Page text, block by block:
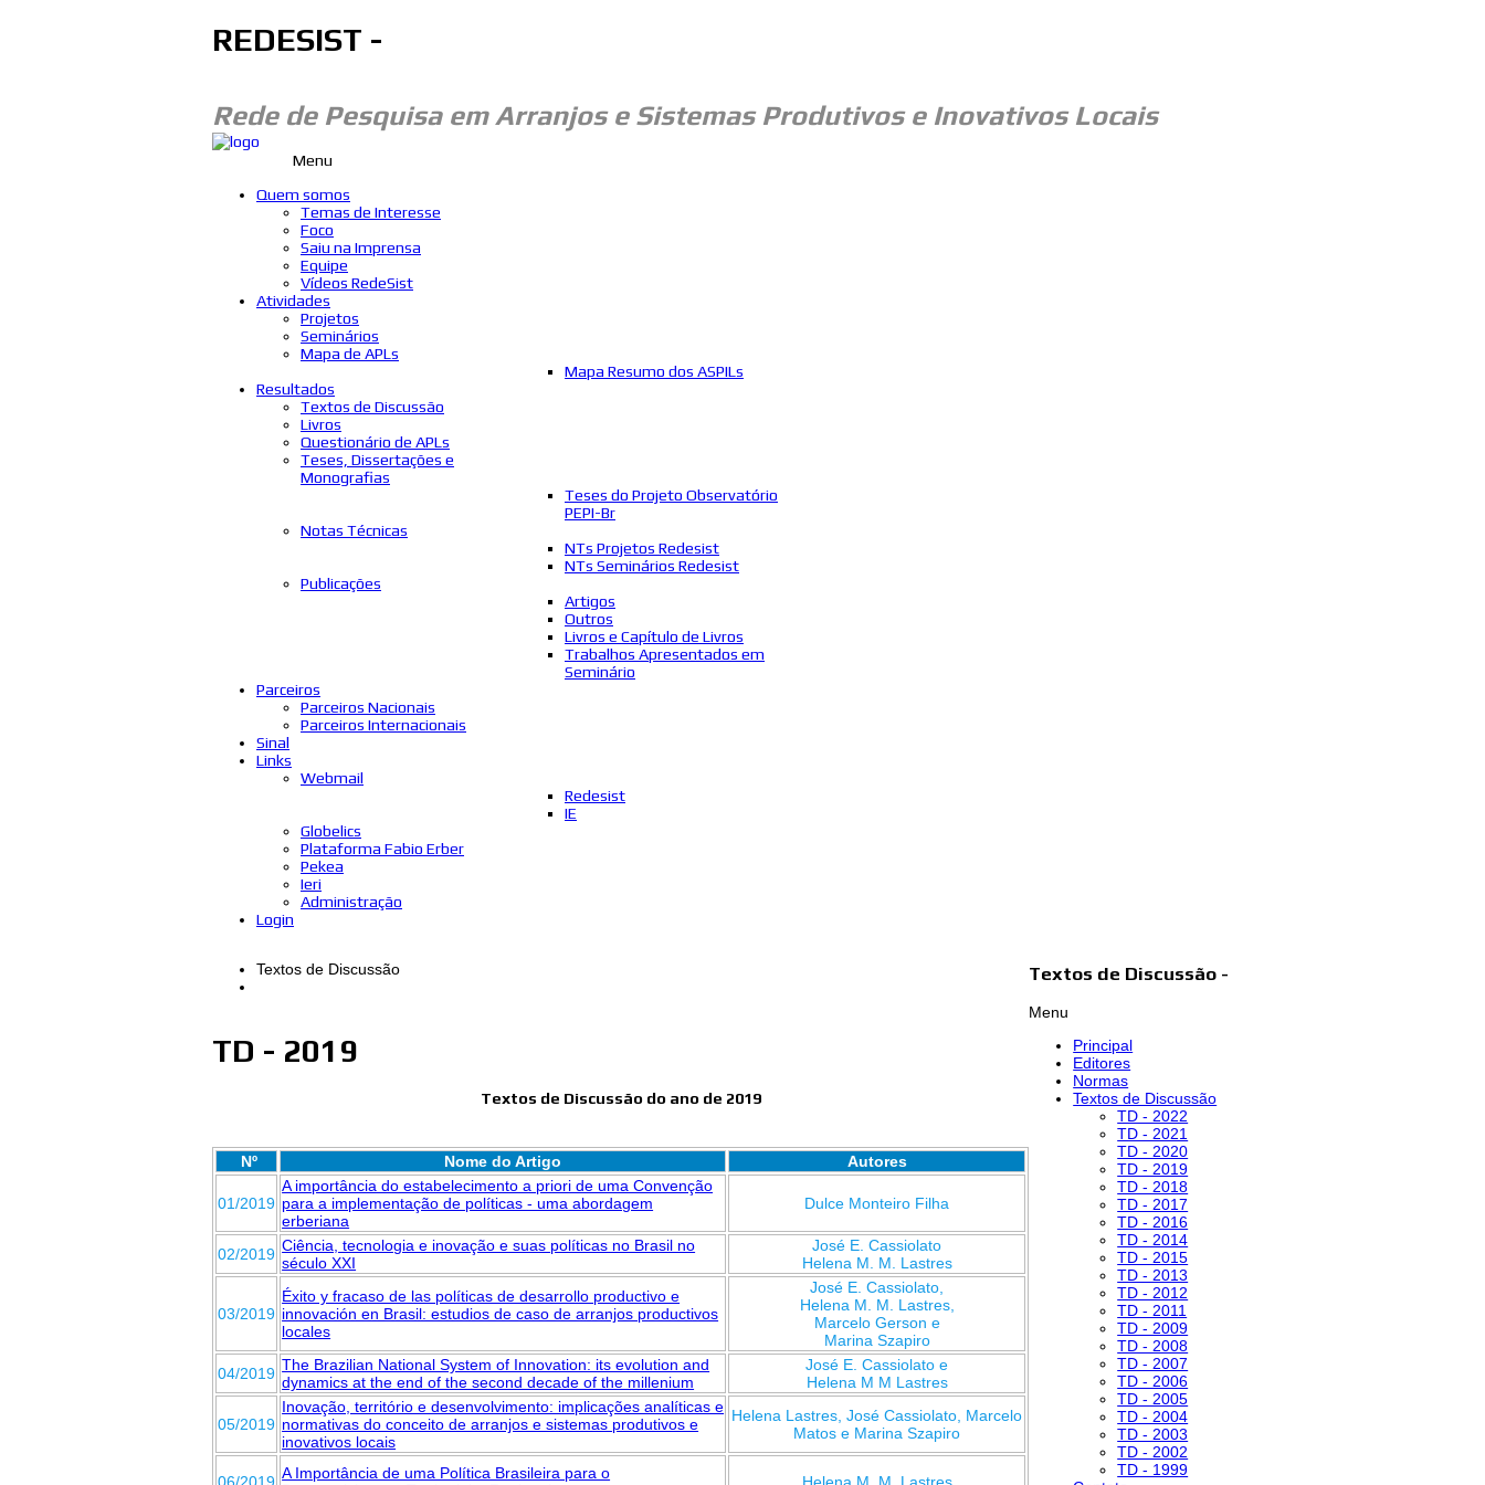
REDESIST -
Rede de Pesquisa emArranjos e Sistemas Produtivos e Inovativos Locais
Menu
Quem somos
Temas de Interesse
Foco
Saiu na Imprensa
Equipe
Vídeos RedeSist
Atividades
Projetos
Seminários
Mapa de APLs
Mapa Resumo dos ASPILs
Resultados
Textos de Discussão
Livros
Questionário de APLs
Teses, Dissertações e
Monografias
Teses do Projeto Observatório
PEPI-Br
Notas Técnicas
NTs Projetos Redesist
NTs Seminários Redesist
Publicações
Artigos
Outros
Livros e Capítulo de Livros
Trabalhos Apresentados em
Seminário
Parceiros
Parceiros Nacionais
Parceiros Internacionais
Sinal
Links
Webmail
Redesist
IE
Globelics
Plataforma Fabio Erber
Pekea
Ieri
Administração
Login
Textos de Discussão
TD - 2019
Textos de Discussão do ano de 2019
Nº Nome do Artigo Autores
01/2019
A importância do estabelecimento a priori de uma Convenção
para a implementação de políticas - uma abordagem
erberiana
Dulce Monteiro Filha
02/2019 Ciência, tecnologia e inovação e suas políticas no Brasil no
século XXI
José E. Cassiolato
Helena M. M. Lastres
03/2019
Éxito y fracaso de las políticas de desarrollo productivo e
innovación en Brasil: estudios de caso de arranjos productivos
locales
José E. Cassiolato,
Helena M. M. Lastres,
Marcelo Gerson e
Marina Szapiro
04/2019 The Brazilian National System of Innovation: its evolution and
dynamics at the end of the second decade of the millenium
José E. Cassiolato e
Helena M M Lastres
05/2019
Inovação, território e desenvolvimento: implicações analíticas e
normativas do conceito de arranjos e sistemas produtivos e
inovativos locais
Helena Lastres, José Cassiolato, Marcelo
Matos e Marina Szapiro
06/2019 A Importância de uma Política Brasileira para o
Textos de Discussão -
Menu
Principal
Editores
Normas
Textos de Discussão
TD - 2022
TD - 2021
TD - 2020
TD - 2019
TD - 2018
TD - 2017
TD - 2016
TD - 2014
TD - 2015
TD - 2013
TD - 2012
TD - 2011
TD - 2009
TD - 2008
TD - 2007
TD - 2006
TD - 2005
TD - 2004
TD - 2003
TD - 2002
TD - 1999